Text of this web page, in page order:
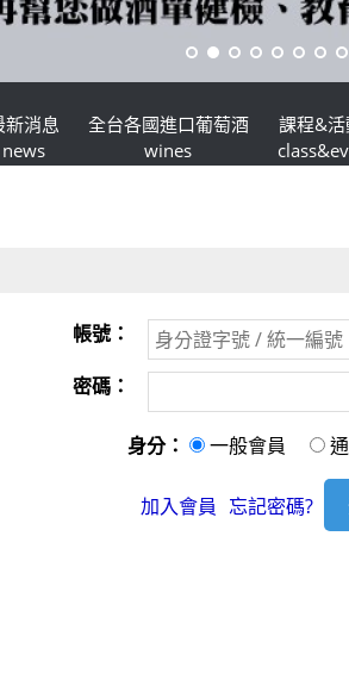
新消息
news
全台各國進口葡萄酒
wines
課程&
帳號：
密碼：
身分： 一般會員
加入會員 忘記密碼?